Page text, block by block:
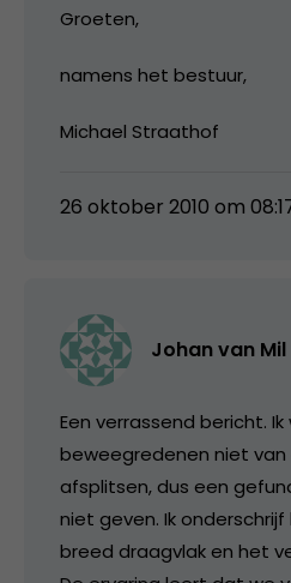
Groeten,
namens het bestuur,
Michael Straathof
26 oktober 2010 om
Johan van Mil
Een verrassend bericht.
beweegredenen niet
afsplitsen, dus een
niet geven. Ik
breed draagvlak en het